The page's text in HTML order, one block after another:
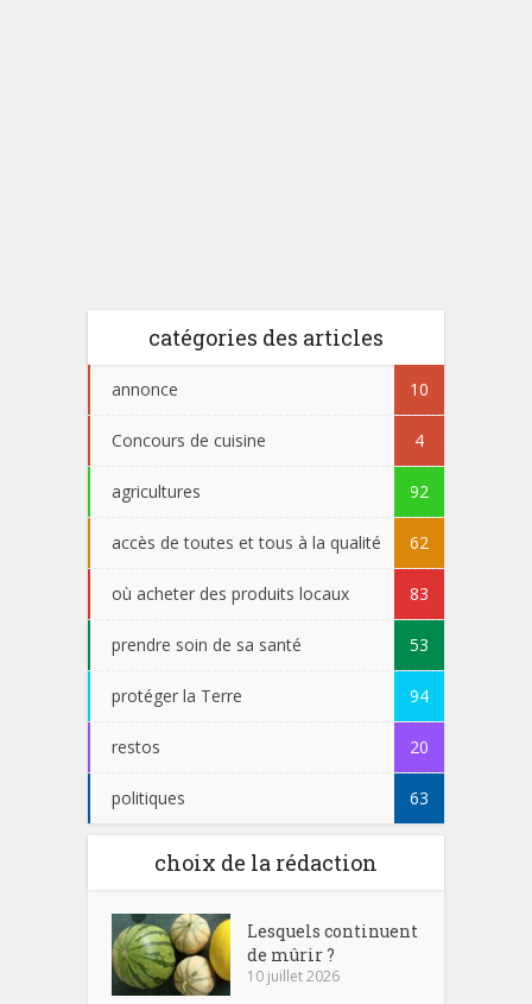
catégories des articles
annonce 10
Concours de cuisine 4
agricultures 92
accès de toutes et tous à la qualité 62
où acheter des produits locaux 83
prendre soin de sa santé 53
protéger la Terre 94
restos 20
politiques 63
choix de la rédaction
Lesquels continuent
de mûrir ?
10 juillet 2026